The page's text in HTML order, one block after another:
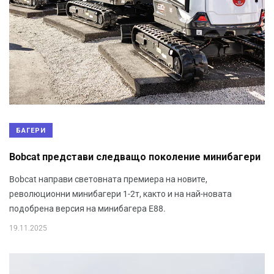
БАГЕРИ
Bobcat представи следващо поколение минибагери
Bobcat направи световната премиера на новите,
революционни минибагери 1-2т, както и на най-новата
подобрена версия на минибагера E88.
19.11.2025